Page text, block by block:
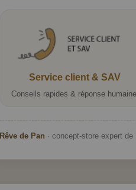
Service client & SAV
Conseils rapides & réponse humaine.
Rêve de Pan · concept-store expert de